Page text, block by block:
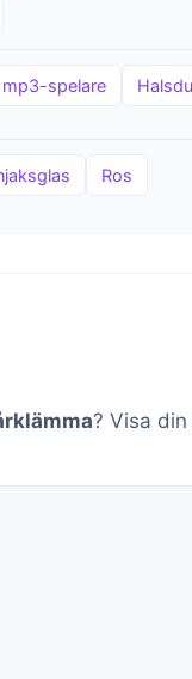
mp3-spelare
Ros
? Visa